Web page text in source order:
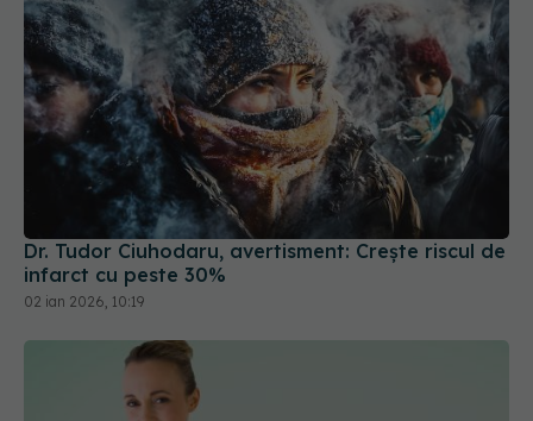
Dr. Tudor Ciuhodaru, avertisment: Crește riscul de
infarct cu peste 30%
02 ian 2026, 10:19